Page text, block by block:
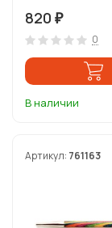
820 ₽
0
В наличии
Артикул: 761163